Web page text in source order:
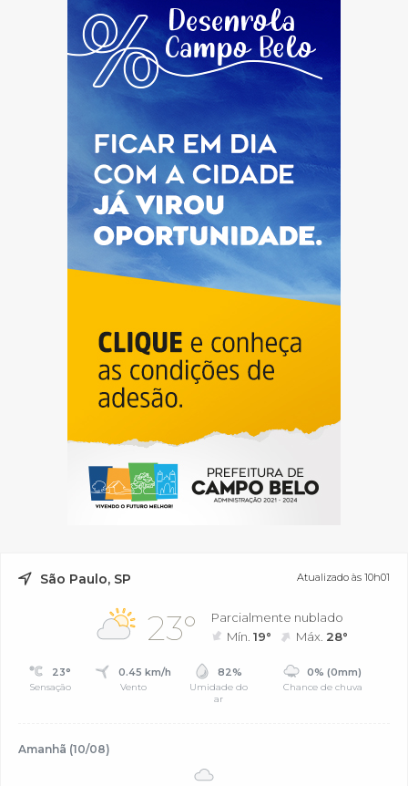
São Paulo, SP Atualizado às 10h01
23°
Parcialmente nublado
Mín.19° Máx. 28°
23°
Sensação
0.45 km/h
Vento
82%
Umidade do
ar
0% (0mm)
Chance de chuva
Amanhã (10/08)